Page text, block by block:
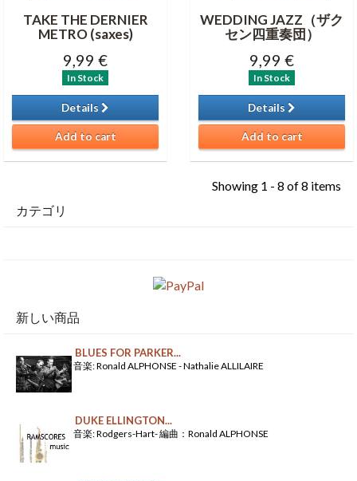
TAKE THE DERNIER
METRO (saxes)
9,99 €
In Stock
Details
Add to cart
WEDDING JAZZ（ザク
セン四重奏団）
9,99 €
In Stock
Details
Add to cart
Showing 1 - 8 of 8 items
カテゴリ
新しい商品
BLUES FOR PARKER...
音楽: Ronald ALPHONSE - Nathalie ALLILAIRE
DUKE ELLINGTON...
音楽: Rodgers-Hart- 編曲：Ronald ALPHONSE